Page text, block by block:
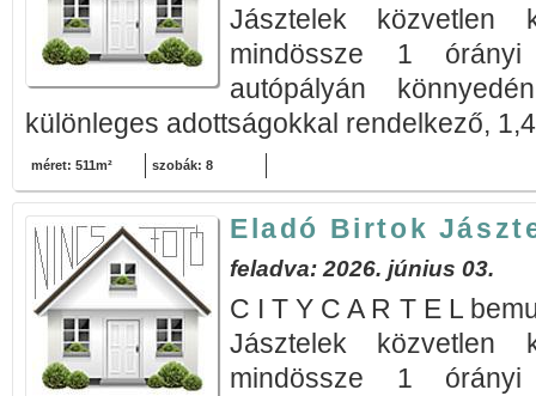
Jásztelek közvetlen
mindössze 1
autópályán
különleges adottságokkal rendelkező,
méret: 511m² szobák: 8
Eladó Birtok
feladva: 2026. június 03.
C I T Y C A R T E L
Jásztelek közvetlen
mindössze 1